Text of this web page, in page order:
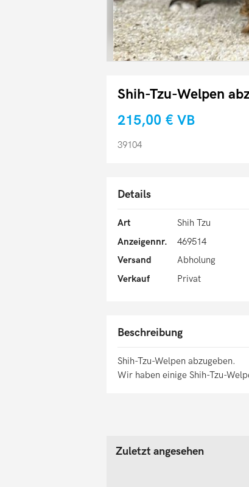
Shih-Tzu-Welpen
215,00 € VB
39104
Details
Art
Shih Tzu
Anzeigennr.
469514
Versand
Abholung
Verkauf
Privat
Beschreibung
Shih-Tzu-Welpen abzugeben.
Wir haben einige Shih-Tzu-
Zuletzt angesehen